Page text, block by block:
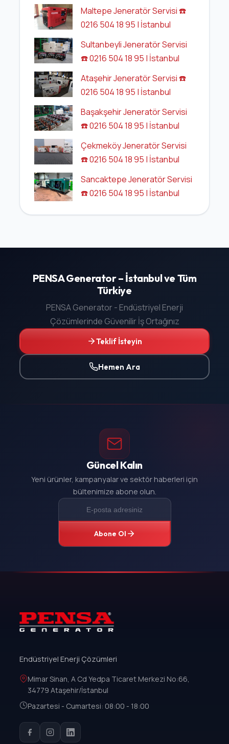
Maltepe Jeneratör Servisi ☎️
0216 504 18 95 | İstanbul
Sultanbeyli Jeneratör Servisi
☎️ 0216 504 18 95 | İstanbul
Ataşehir Jeneratör Servisi ☎️
0216 504 18 95 | İstanbul
Başakşehir Jeneratör Servisi
☎️ 0216 504 18 95 | İstanbul
Çekmeköy Jeneratör Servisi
☎️ 0216 504 18 95 | İstanbul
Sancaktepe Jeneratör Servisi
☎️ 0216 504 18 95 | İstanbul
PENSA Generator – İstanbul ve Tüm
Türkiye
PENSA Generator - Endüstriyel Enerji
Çözümlerinde Güvenilir İş Ortağınız
Teklif İsteyin
Hemen Ara
Güncel Kalın
Yeni ürünler, kampanyalar ve sektör haberleri için
bültenimize abone olun.
Abone Ol
Endüstriyel Enerji Çözümleri
Mimar Sinan, A Cd Yedpa Ticaret Merkezi No:66,
34779 Ataşehir/İstanbul
Pazartesi - Cumartesi: 08:00 - 18:00